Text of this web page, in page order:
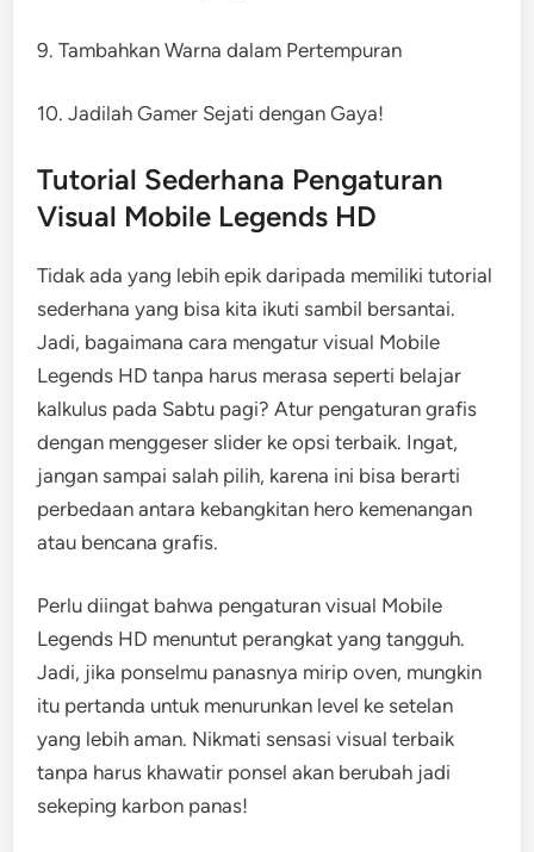
9. Tambahkan Warna dalam Pertempuran
10. Jadilah Gamer Sejati dengan Gaya!
Tutorial Sederhana Pengaturan
Visual Mobile Legends HD
Tidak ada yang lebih epik daripada memiliki tutorial
sederhana yang bisa kita ikuti sambil bersantai.
Jadi, bagaimana cara mengatur visual Mobile
Legends HD tanpa harus merasa seperti belajar
kalkulus pada Sabtu pagi? Atur pengaturan grafis
dengan menggeser slider ke opsi terbaik. Ingat,
jangan sampai salah pilih, karena ini bisa berarti
perbedaan antara kebangkitan hero kemenangan
atau bencana grafis.
Perlu diingat bahwa pengaturan visual Mobile
Legends HD menuntut perangkat yang tangguh.
Jadi, jika ponselmu panasnya mirip oven, mungkin
itu pertanda untuk menurunkan level ke setelan
yang lebih aman. Nikmati sensasi visual terbaik
tanpa harus khawatir ponsel akan berubah jadi
sekeping karbon panas!